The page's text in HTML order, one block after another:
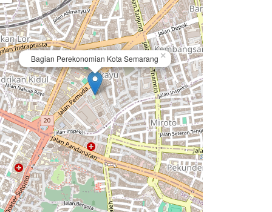
Bagian Perekonomian Kota Semarang ×